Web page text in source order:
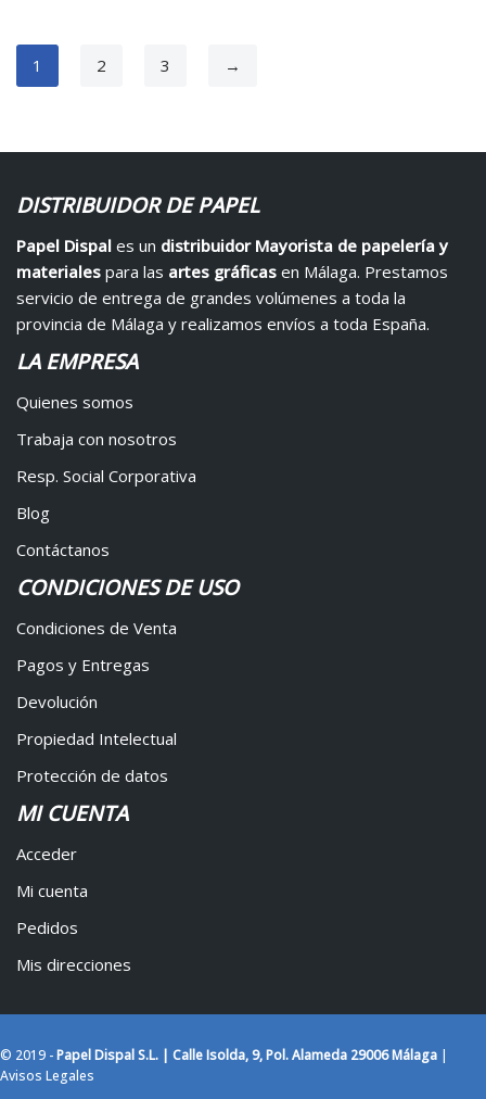
1 2 3 →
DISTRIBUIDOR DE PAPEL
Papel Dispal es un distribuidor Mayorista de papelería y
materiales para las artes gráficas en Málaga. Prestamos
servicio de entrega de grandes volúmenes a toda la
provincia de Málaga y realizamos envíos a toda España.
LA EMPRESA
Quienes somos
Trabaja con nosotros
Resp. Social Corporativa
Blog
Contáctanos
CONDICIONES DE USO
Condiciones de Venta
Pagos y Entregas
Devolución
Propiedad Intelectual
Protección de datos
MI CUENTA
Acceder
Mi cuenta
Pedidos
Mis direcciones
© 2019 -Papel Dispal S.L. | Calle Isolda, 9, Pol. Alameda 29006 Málaga |
Avisos Legales